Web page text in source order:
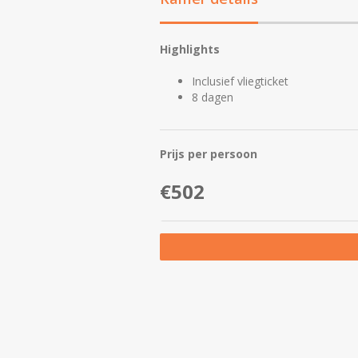
Highlights
Inclusief vliegticket
8 dagen
Prijs per persoon
€502